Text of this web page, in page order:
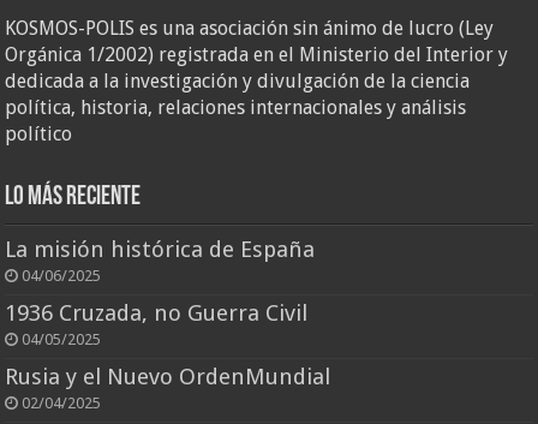
KOSMOS-POLIS es una asociación sin ánimo de lucro (Ley
Orgánica 1/2002) registrada en el Ministerio del Interior y
dedicada a la investigación y divulgación de la ciencia
política, historia, relaciones internacionales y análisis
político
Lo más reciente
La misión histórica de España
04/06/2025
1936 Cruzada, no Guerra Civil
04/05/2025
Rusia y el Nuevo OrdenMundial
02/04/2025